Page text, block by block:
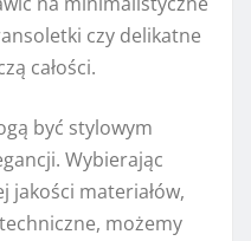
czy delikatne
całości.
być stylowym
Wybierając
jakości materiałów,
możemy